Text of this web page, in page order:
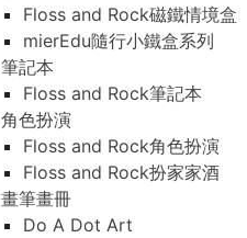
Floss and Rock磁鐵情境盒
mierEdu隨行小鐵盒系列
筆記本
Floss and Rock筆記本
角色扮演
Floss and Rock角色扮演
Floss and Rock扮家家酒
畫筆畫冊
Do A Dot Art